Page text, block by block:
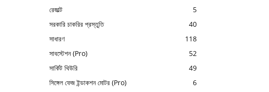
রেজাল্ট
5
সরকারি চাকরির প্রস্তুতি
40
সাধারণ
118
সাবস্টেশন (Pro)
52
সার্কিট থিউরি
49
সিঙ্গেল ফেজ ইন্ডাকশন মোটর (Pro)
6